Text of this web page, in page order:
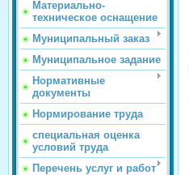
Материально-
техническое оснащение
Муниципальный заказ
Муниципальное задание
Нормативные
документы
Нормирование труда
специальная оценка
условий труда
Перечень услуг и работ